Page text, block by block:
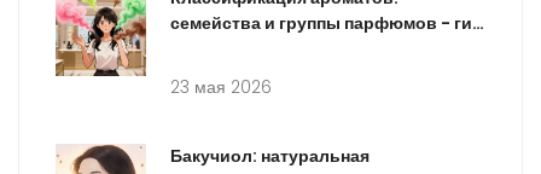
семейства и группы парфюмов - гид
23 мая 2026
Бакучиол: натуральная